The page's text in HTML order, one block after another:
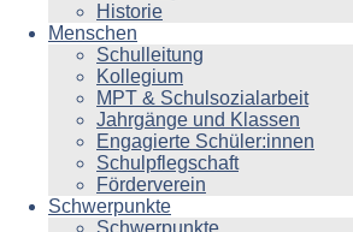
Historie
Menschen
Schulleitung
Kollegium
MPT & Schulsozialarbeit
Jahrgänge und Klassen
Engagierte Schüler:innen
Schulpflegschaft
Förderverein
Schwerpunkte
Schwerpunkte